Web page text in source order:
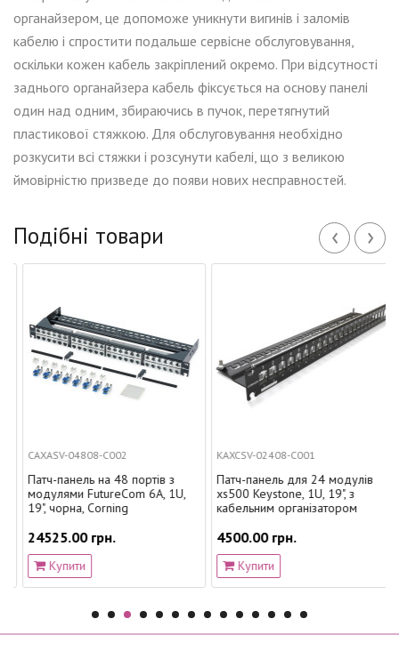
органайзером, це допоможе уникнути вигинів і заломів
кабелю і спростити подальше сервісне обслуговування,
оскільки кожен кабель закріплений окремо. При відсутності
заднього органайзера кабель фіксується на основу панелі
один над одним, збираючись в пучок, перетягнутий
пластикової стяжкою. Для обслуговування необхідно
розкусити всі стяжки і розсунути кабелі , що з великою
ймовірністю призведе до появи нових несправностей.
Подібні товари ‹ ›
CAXASV-04808-C002
Патч-панель на 48 портів з
модулями FutureCom 6A, 1U,
19", чорна, Corning
24525.00 грн.
Купити
KAXCSV-02408-C001
Патч-панель для 24 модулів
xs500 Keystone, 1U, 19", з
кабельним організатором
4500.00 грн.
Купити